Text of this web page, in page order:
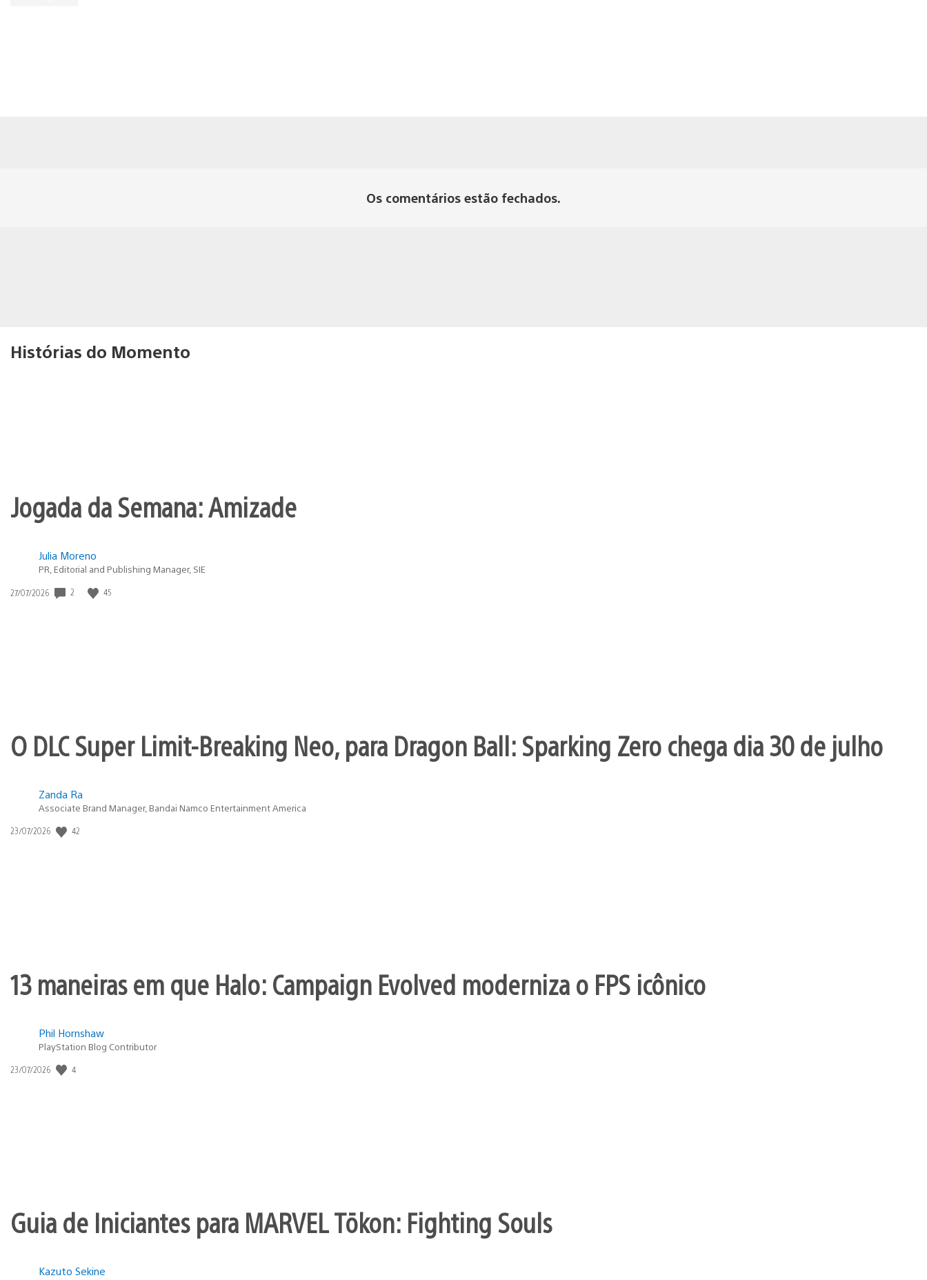
Os comentários estão fechados.
Histórias do Momento
Jogada da Semana: Amizade
Julia Moreno
PR, Editorial and Publishing Manager, SIE
Data
27/07/2026 2 45
O DLC Super Limit-Breaking Neo, para Dragon Ball: Sparking Zero chega dia 30 de julho
Zanda Ra
Associate Brand Manager, Bandai Namco Entertainment America
Data
23/07/2026 42
13 maneiras em que Halo: Campaign Evolved moderniza o FPS icônico
Phil Hornshaw
PlayStation Blog Contributor
Data
23/07/2026 4
Guia de Iniciantes para MARVEL Tōkon: Fighting Souls
Kazuto Sekine